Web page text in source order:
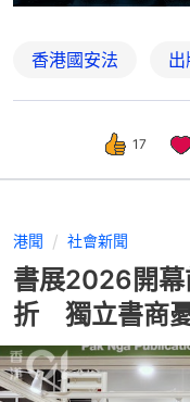
香港國安法
17
港聞 社會新聞
書展2026開
折 獨立書商